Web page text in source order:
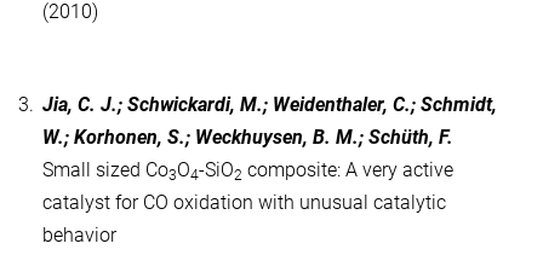
(2010)
3. Jia, C. J.; Schwickardi, M.; Weidenthaler, C.; Schmidt,
W.; Korhonen, S.; Weckhuysen, B. M.; Schüth, F.
Small sized Co3O4-SiO2 composite: A very active
catalyst for CO oxidation with unusual catalytic
behavior